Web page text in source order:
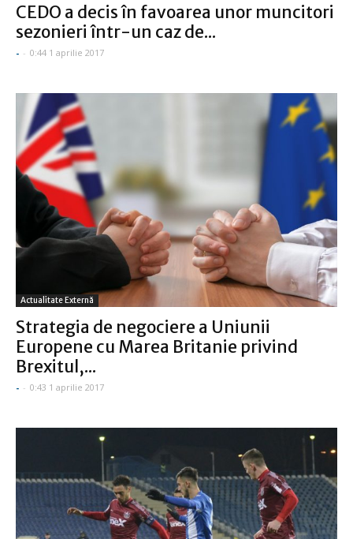
CEDO a decis în favoarea unor muncitori
sezonieri într-un caz de...
- - 0:44 1 aprilie 2017
Actualitate Externă
Strategia de negociere a Uniunii
Europene cu Marea Britanie privind
Brexitul,...
- - 0:43 1 aprilie 2017